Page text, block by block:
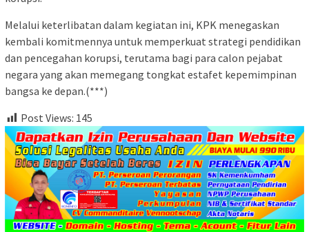
Melalui keterlibatan dalam kegiatan ini, KPK menegaskan
kembali komitmennya untuk memperkuat strategi pendidikan
dan pencegahan korupsi, terutama bagi para calon pejabat
negara yang akan memegang tongkat estafet kepemimpinan
bangsa ke depan.(***)
Post Views: 145